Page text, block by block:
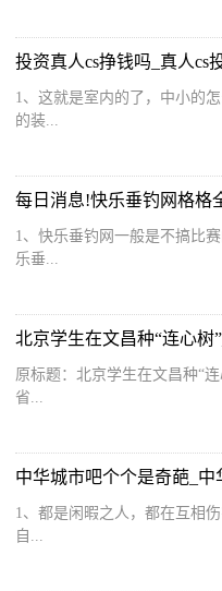
投资真人cs挣钱吗_真人cs
1、这就是室内的了，中小的
的装...
每日消息!快乐垂钓网格格
1、快乐垂钓网一般是不搞比
乐垂...
北京学生在文昌种“连心树
原标题：北京学生在文昌种“
省...
中华城市吧个个是奇葩_中
1、都是闲暇之人，都在互相
自...